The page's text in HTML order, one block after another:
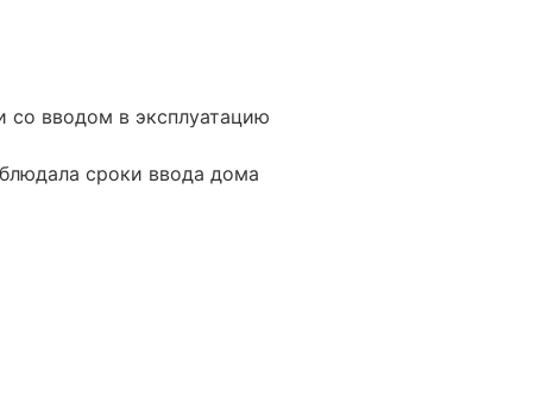
со вводом в эксплуатацию
сроки ввода дома